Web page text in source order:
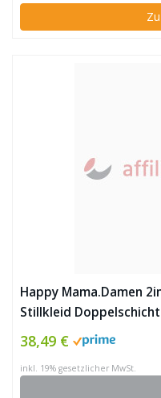
Happy Mama.Damen
Stillkleid
38,49 €
inkl. 19% gesetzlicher MwSt.